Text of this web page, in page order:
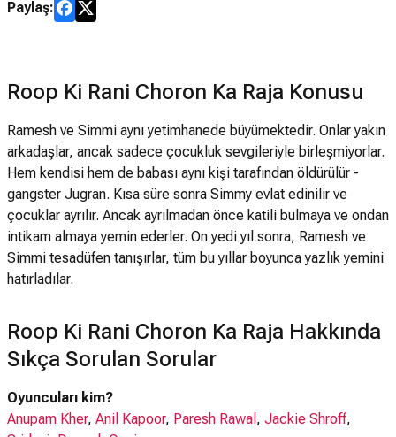
Paylaş:
Roop Ki Rani Choron Ka Raja Konusu
Ramesh ve Simmi aynı yetimhanede büyümektedir. Onlar yakın
arkadaşlar, ancak sadece çocukluk sevgileriyle birleşmiyorlar.
Hem kendisi hem de babası aynı kişi tarafından öldürülür -
gangster Jugran. Kısa süre sonra Simmy evlat edinilir ve
çocuklar ayrılır. Ancak ayrılmadan önce katili bulmaya ve ondan
intikam almaya yemin ederler. On yedi yıl sonra, Ramesh ve
Simmi tesadüfen tanışırlar, tüm bu yıllar boyunca yazlık yemini
hatırladılar.
Roop Ki Rani Choron Ka Raja Hakkında
Sıkça Sorulan Sorular
Oyuncuları kim?
Anupam Kher, Anil Kapoor, Paresh Rawal , Jackie Shroff,